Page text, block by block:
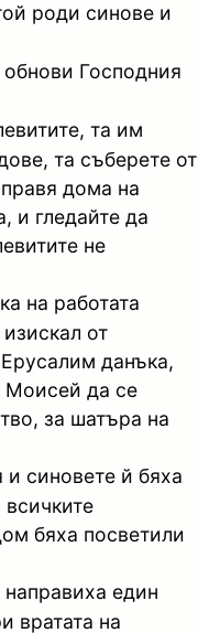
роди синове и
Господния
та им
та съберете от
дома на
и гледайте да
не
на работата
от
данъка,
Моисей да се
за шатъра на
и синовете й бяха
бяха посветили
един
вратата на